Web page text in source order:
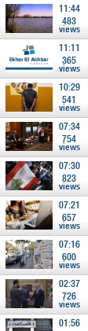
11:44
483
views
11:11
365
views
10:29
541
views
07:34
754
views
07:30
823
views
07:21
657
views
07:16
600
views
02:37
726
views
01:56